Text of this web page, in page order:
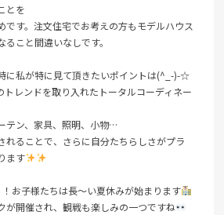
とを
です。注文住宅でお考えの方もモデルハウス
こと間違いなしです。
に私が特に見て頂きたいポイントは(^_-)-☆
レンドを取り入れたトータルコーディネー
テン、家具、照明、小物…
れることで、さらに自分たちらしさがプラ
ます
お子様たちは長～い夏休みが始まります
が開催され、観戦も楽しみの一つですね